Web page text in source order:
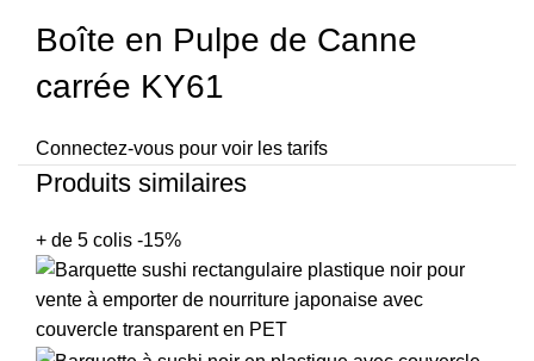
Boîte en Pulpe de Canne
carrée KY61
Connectez-vous pour voir les tarifs
Produits similaires
+ de 5 colis -15%